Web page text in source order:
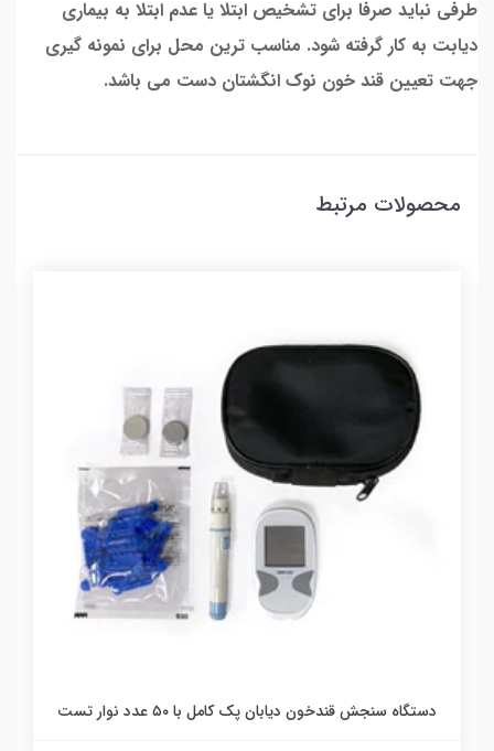
طرفی نباید صرفا برای تشخیص ابتلا یا عدم ابتلا به بیماری
دیابت به کار گرفته شود. مناسب ترین محل برای نمونه گیری
جهت تعیین قند خون نوک انگشتان دست می باشد.
محصولات مرتبط
دستگاه سنجش قندخون دیابان پک کامل با ۵۰ عدد نوار تست